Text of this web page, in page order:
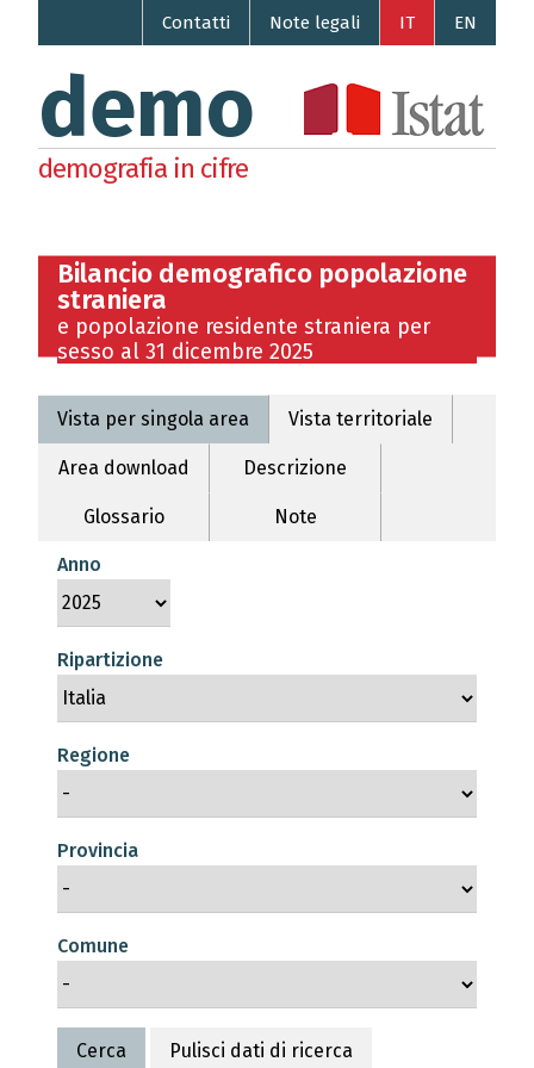
EN
IT
Note legali
Contatti
demo
demografia in cifre
Bilancio demografico popolazione
straniera
e popolazione residente straniera per
sesso al 31 dicembre 2025
Vista per singola area Vista territoriale
Area download Descrizione
Glossario Note
Anno
Ripartizione
Regione
Provincia
Comune